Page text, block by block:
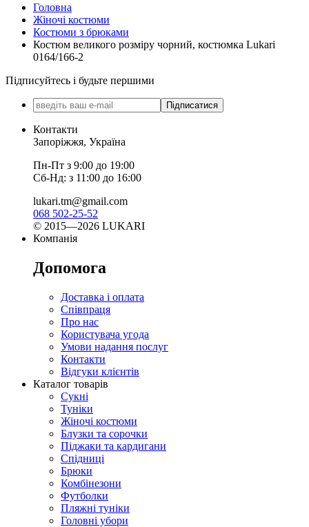
Головна
Жіночі костюми
Костюми з брюками
Костюм великого розміру чорний, костюмка Lukari
0164/166-2
Підписуйтесь і будьте першими
Підписатися
Контакти
Запоріжжя, Україна
Пн-Пт з 9:00 до 19:00
Сб-Нд: з 11:00 до 16:00
lukari.tm@gmail.com
068 502-25-52
© 2015—2026 LUKARI
Компанія
Допомога
Доставка і оплата
Співпраця
Про нас
Користувача угода
Умови надання послуг
Контакти
Відгуки клієнтів
Каталог товарів
Сукні
Туніки
Жіночі костюми
Блузки та сорочки
Піджаки та кардигани
Спідниці
Брюки
Комбінезони
Футболки
Пляжні туніки
Головні убори